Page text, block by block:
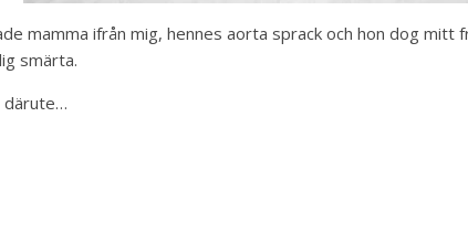
mamma ifrån mig, hennes aorta sprack och hon dog mitt
smärta.
därute…